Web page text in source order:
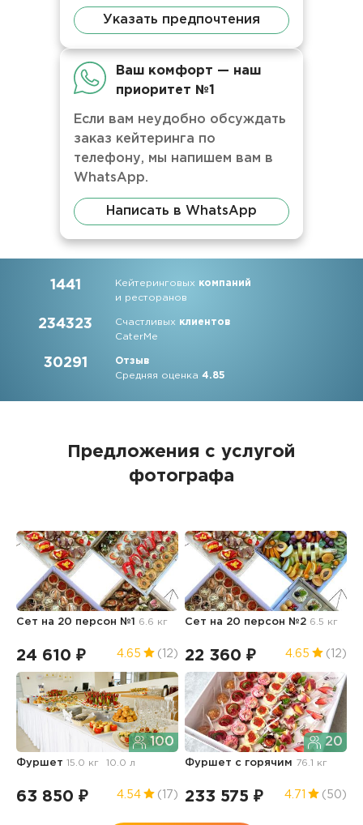
Указать предпочтения
Ваш комфорт — наш
приоритет №1
Если вам неудобно обсуждать
заказ кейтеринга по
телефону, мы напишем вам в
WhatsApp.
Написать в WhatsApp
1441 Кейтеринговых компаний
и ресторанов
234323 Счастливых клиентов
CaterMe
30291
Отзыв
Средняя оценка4.85
Предложения с услугой
фотографа
Сет на 20 персон №1 6.6 кг
24 610 ₽ 4.65 (12)
Сет на 20 персон №2 6.5 кг
22 360 ₽ 4.65 (12)
100
Фуршет15.0 кг 10.0 л
63 850 ₽ 4.54 (17)
20
Фуршет с горячим 76.1 кг
233 575 ₽ 4.71 (50)